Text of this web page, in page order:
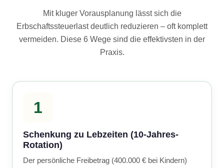
Mit kluger Vorausplanung lässt sich die
Erbschaftssteuerlast deutlich reduzieren – oft komplett
vermeiden. Diese 6 Wege sind die effektivsten in der
Praxis.
1
Schenkung zu Lebzeiten (10-Jahres-
Rotation)
Der persönliche Freibetrag (400.000 € bei Kindern)